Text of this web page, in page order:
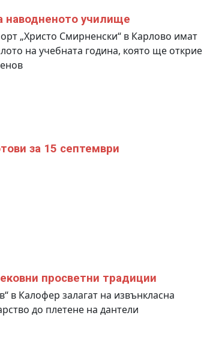
наводненото училище
„Христо Смирненски“ в Карлово имат
на учебната година, която ще открие
за 15 септември
просветни традиции
в Калофер залагат на извънкласна
до плетене на дантели